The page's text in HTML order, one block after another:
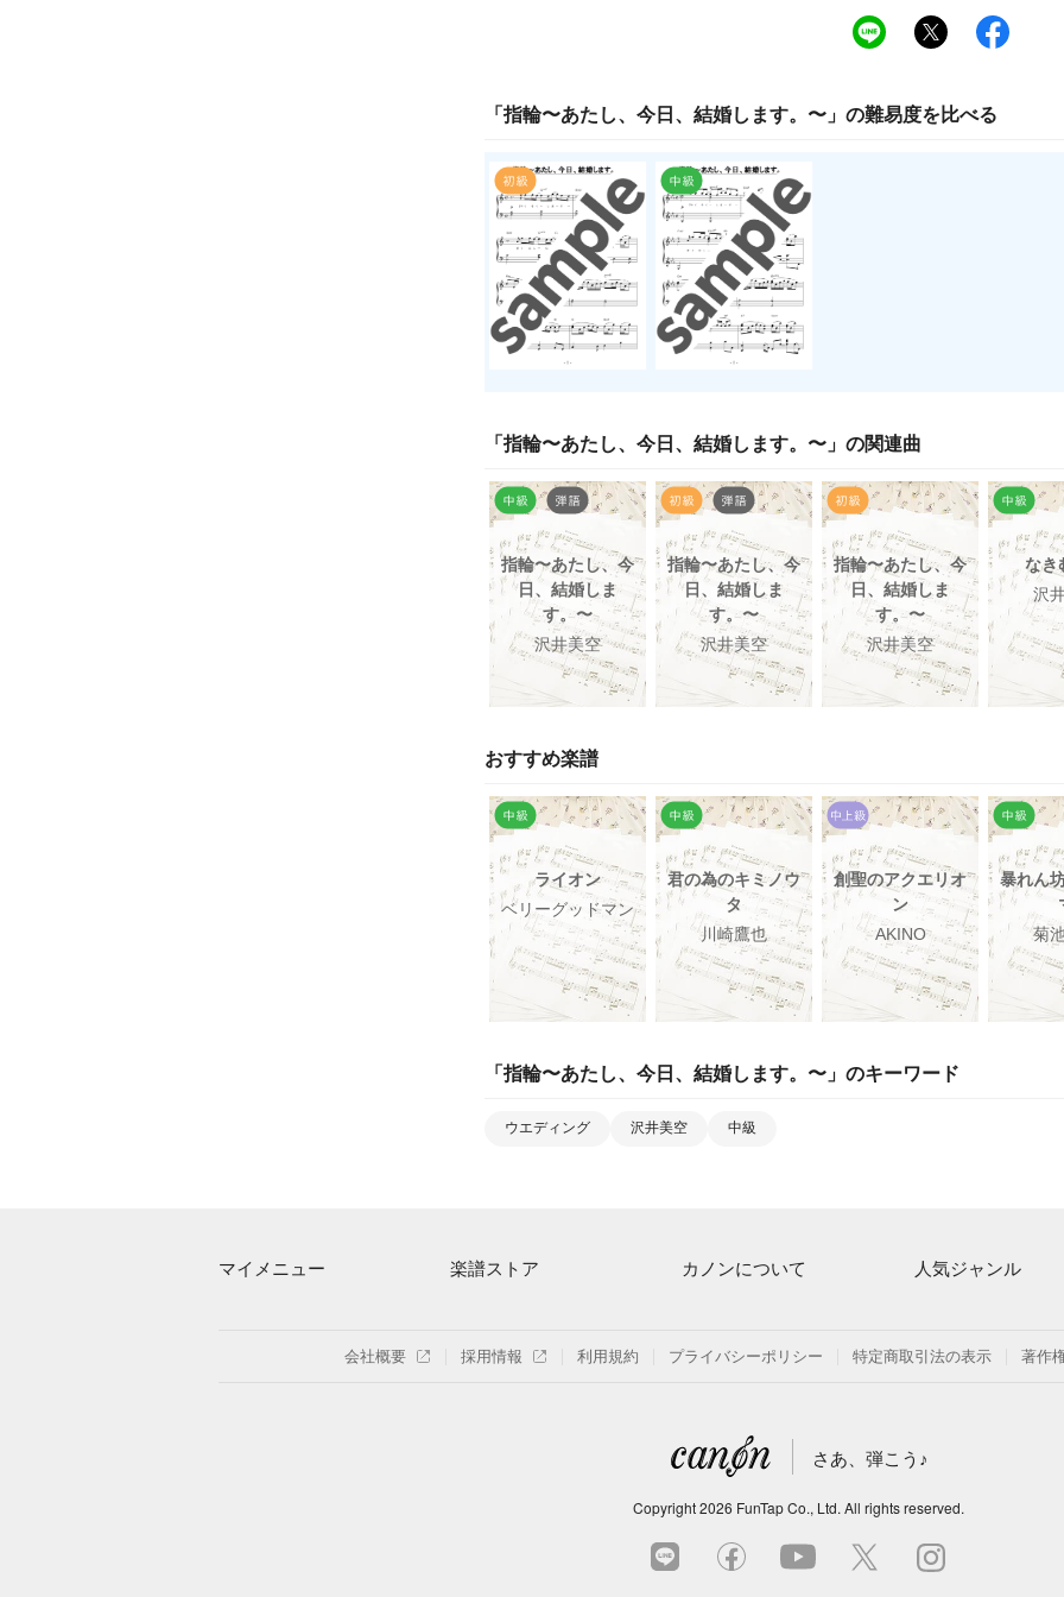
「 指輪〜あたし、今日、結婚します。〜 」の難易度を比べる
「 指輪〜あたし、今日、結婚します。〜 」の関連曲
指輪〜あたし、今
日、結婚しま
す。〜
沢井美空
指輪〜あたし、今
日、結婚しま
す。〜
沢井美空
指輪〜あたし、今
日、結婚しま
す。〜
沢井美空
なき
沢
おすすめ楽譜
ライオン
ベリーグッドマン
君の為のキミノウ
タ
川崎鷹也
創聖のアクエリオ
ン
AKINO
暴れん
菊
「 指輪〜あたし、今日、結婚します。〜 」のキーワード
ウエディング 沢井美空 中級
マイメニュー
ログイン / 会員登録（無料）
楽譜ストア
楽曲一覧
カノンについて
月額プラン
よくあるご質問
人気ジャンル
クラシック
会社概要 採用情報 利用規約 プライバシーポリシー 特定商取引法の表示 著作
さあ、弾こう♪
Copyright2026 FunTap Co., Ltd. All rights reserved.